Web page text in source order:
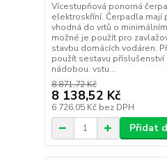
Vícestupňová ponorná
elektroskříní. Čerpadla mají
vhodná do vrtů o
možné je použít pro
stavbu domácích vodáren.
použít sestavu
nádobou. vstu...
8 871,72 Kč
8 138,52 Kč
6 726,05 Kč bez DPH
Přidat